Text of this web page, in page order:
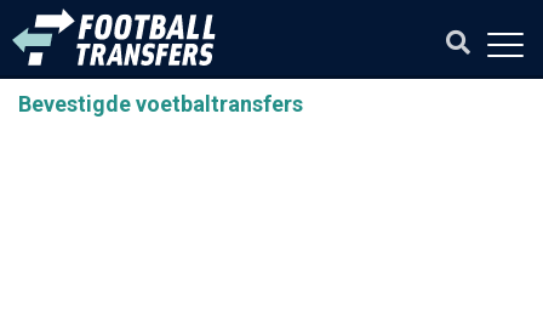
Bevestigde voetbaltransfers